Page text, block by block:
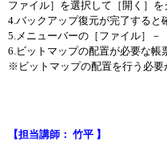
ファイル］を選択して［開く］を
4.バックアップ復元が完了する
5.メニューバーの［ファイル］
6.ビットマップの配置が必要な
※ビットマップの配置を行う必
【担当講師： 竹平 】